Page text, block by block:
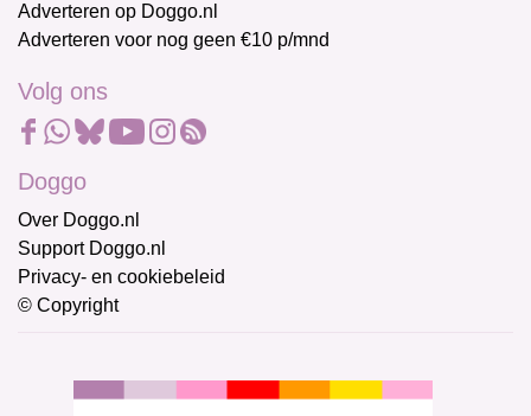
Adverteren op Doggo.nl
Adverteren voor nog geen €10 p/mnd
Volg ons
Doggo
Over Doggo.nl
Support Doggo.nl
Privacy- en cookiebeleid
© Copyright